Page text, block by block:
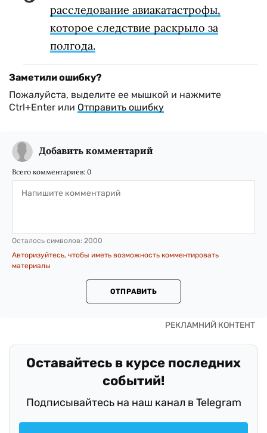
расследование авиакатастрофы,
которое следствие раскрыло за
полгода.
Заметили ошибку?
Пожалуйста, выделите ее мышкой и нажмите
Ctrl+Enter или Отправить ошибку
Добавить комментарий
Всего комментариев: 0
Осталось символов: 2000
Авторизуйтесь, чтобы иметь возможность комментировать
материалы
ОТПРАВИТЬ
Оставайтесь в курсе последних
событий!
Подписывайтесь на наш канал в Telegram